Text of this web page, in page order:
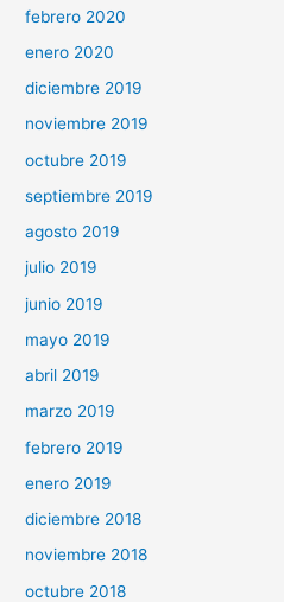
febrero 2020
enero 2020
diciembre 2019
noviembre 2019
octubre 2019
septiembre 2019
agosto 2019
julio 2019
junio 2019
mayo 2019
abril 2019
marzo 2019
febrero 2019
enero 2019
diciembre 2018
noviembre 2018
octubre 2018